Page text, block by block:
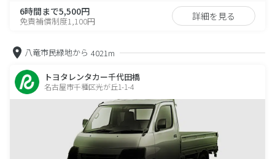
6時間まで5,500円
免責補償制度1,100円 詳細を見る
八竜市民緑地から 4021m
トヨタレンタカー千代田橋
名古屋市千種区光が丘1-1-4